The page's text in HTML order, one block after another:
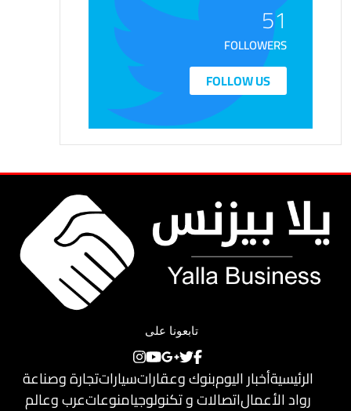
51
FOLLOWERS
FOLLOW US
تابعونا على
الرئيسيةأخبار اليومبنوك وعقاراتسياراتتجارة وصناعة
رواد الأعمالاتصالات و تكنولوجيامنوعاتعرب وعالم